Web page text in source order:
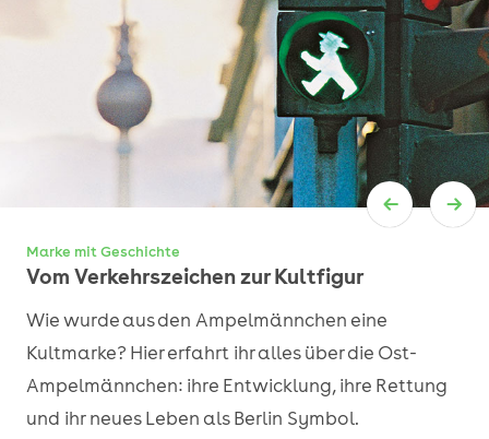
Marke mit Geschichte
Vom Verkehrszeichen zur Kultfigur
Wie wurde aus den Ampelmännchen eine
Kultmarke? Hier erfahrt ihr alles über die Ost-
Ampelmännchen: ihre Entwicklung, ihre Rettung
und ihr neues Leben als Berlin Symbol.